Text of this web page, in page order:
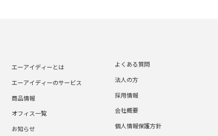
エーアイディーとは
エーアイディーのサービス
商品情報
オフィス一覧
お知らせ
よくある質問
法人の方
採用情報
会社概要
個人情報保護方針